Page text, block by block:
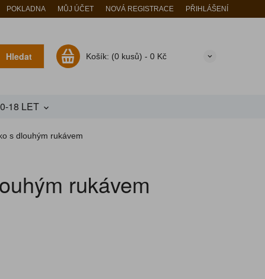
POKLADNA MŮJ ÚČET NOVÁ REGISTRACE PŘIHLÁŠENÍ
Hledat Košík: (0 kusů) - 0 Kč
18 LET
s dlouhým rukávem
rukávem